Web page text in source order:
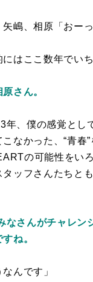
嶋、相原「おーっ
はここ数年でい
さん。
年、僕の感覚とし
なかった、“青
の可能性をい
ッフさんたちと
さんがチャレン
ね。
んです」